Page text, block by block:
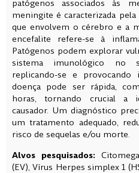
patógenos associados às
meningite é caracterizada
que envolvem o cérebro e a
encefalite refere-se à
Patógenos podem explorar
sistema imunológico no
replicando-se e provocando
doença pode ser rápida,
horas, tornando crucial a
causador. Um diagnóstico
um tratamento adequado,
risco de sequelas e/ou morte.
Alvos pesquisados:
(EV), Vírus Herpes simplex 1